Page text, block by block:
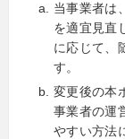
当事業者は
を適宜見直
に応じて、
す。
変更後の本
事業者の運
やすい方法